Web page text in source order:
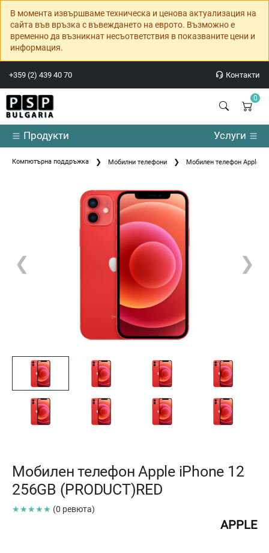
В момента извършваме техническа и ценова актуализация на
сайта във връзка с въвеждането на еврото. Възможно е
временно да възникнат несъответствия в показваните цени и
информация.
+359 (2) 439 40 70 Контакти
0
Продукти Услуги
Компютърна поддръжка Мобилни телефони Мобилен телефон Apple
❮ ❯
Мобилен телефон Apple iPhone 12
256GB (PRODUCT)RED
★★★★★ (0 ревюта)
APPLE